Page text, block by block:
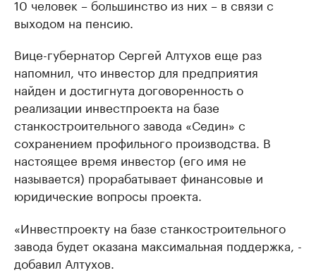
10 человек – большинство из них – в связи с
выходом на пенсию.
Вице-губернатор Сергей Алтухов еще раз
напомнил, что инвестор для предприятия
найден и достигнута договоренность о
реализации инвестпроекта на базе
станкостроительного завода «Седин» с
сохранением профильного производства. В
настоящее время инвестор (его имя не
называется) прорабатывает финансовые и
юридические вопросы проекта.
«Инвестпроекту на базе станкостроительного
завода будет оказана максимальная поддержка, -
добавил Алтухов.